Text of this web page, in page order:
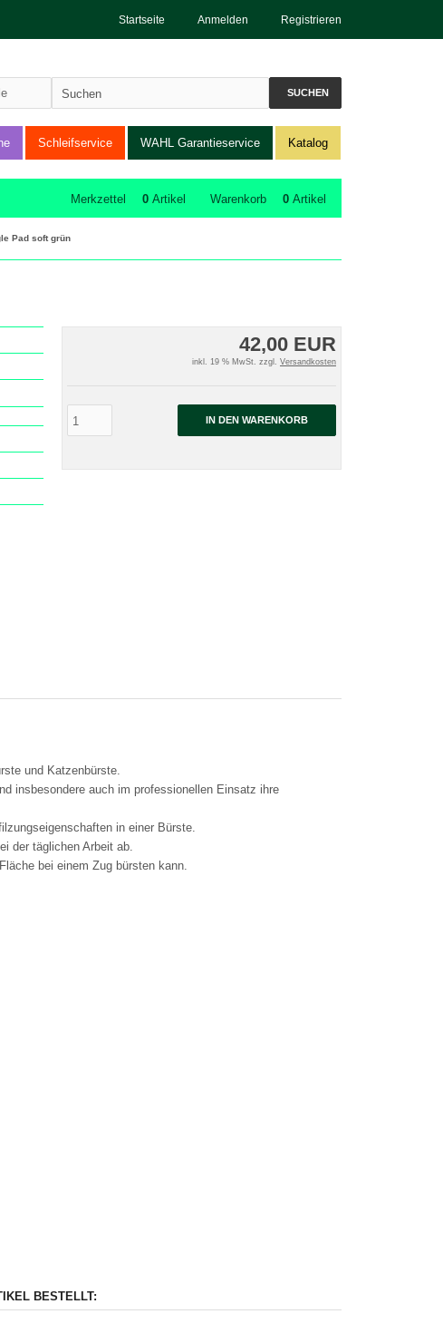
Registrieren
Anmelden
Startseite
SUCHEN
Schleifservice WAHL Garantieservice Katalog
Warenkorb 0 Artikel
Merkzettel 0 Artikel
Pad soft grün
42,00 EUR
inkl. 19 % MwSt. zzgl. Versandkosten
IN DEN WARENKORB
und Katzenbürste.
insbesondere auch im professionellen Einsatz ihre
in einer Bürste.
der täglichen Arbeit ab.
bei einem Zug bürsten kann.
BESTELLT: